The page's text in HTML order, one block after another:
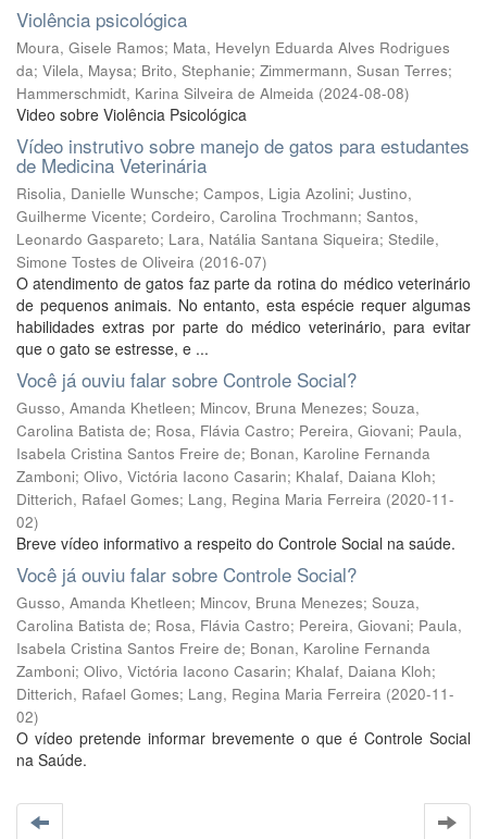
Violência psicológica
Moura, Gisele Ramos; Mata, Hevelyn Eduarda Alves Rodrigues
da; Vilela, Maysa; Brito, Stephanie; Zimmermann, Susan Terres;
Hammerschmidt, Karina Silveira de Almeida (2024-08-08)
Video sobre Violência Psicológica
Vídeo instrutivo sobre manejo de gatos para estudantes
de Medicina Veterinária
Risolia, Danielle Wunsche; Campos, Ligia Azolini; Justino,
Guilherme Vicente; Cordeiro, Carolina Trochmann; Santos,
Leonardo Gaspareto; Lara, Natália Santana Siqueira; Stedile,
Simone Tostes de Oliveira (2016-07)
O atendimento de gatos faz parte da rotina do médico veterinário
de pequenos animais. No entanto, esta espécie requer algumas
habilidades extras por parte do médico veterinário, para evitar
que o gato se estresse, e ...
Você já ouviu falar sobre Controle Social?
Gusso, Amanda Khetleen; Mincov, Bruna Menezes; Souza,
Carolina Batista de; Rosa, Flávia Castro; Pereira, Giovani; Paula,
Isabela Cristina Santos Freire de; Bonan, Karoline Fernanda
Zamboni; Olivo, Victória Iacono Casarin; Khalaf, Daiana Kloh;
Ditterich, Rafael Gomes; Lang, Regina Maria Ferreira (2020-11-
02)
Breve vídeo informativo a respeito do Controle Social na saúde.
Você já ouviu falar sobre Controle Social?
Gusso, Amanda Khetleen; Mincov, Bruna Menezes; Souza,
Carolina Batista de; Rosa, Flávia Castro; Pereira, Giovani; Paula,
Isabela Cristina Santos Freire de; Bonan, Karoline Fernanda
Zamboni; Olivo, Victória Iacono Casarin; Khalaf, Daiana Kloh;
Ditterich, Rafael Gomes; Lang, Regina Maria Ferreira (2020-11-
02)
O vídeo pretende informar brevemente o que é Controle Social
na Saúde.